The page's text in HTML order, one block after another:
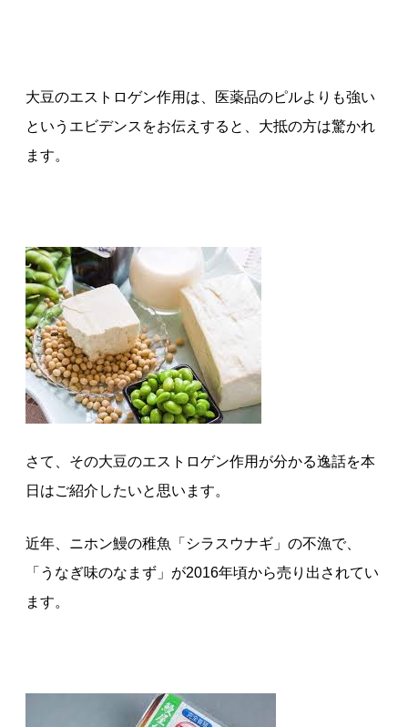
大豆のエストロゲン作用は、医薬品のピルよりも強い
というエビデンスをお伝えすると、大抵の方は驚かれ
ます。
さて、その大豆のエストロゲン作用が分かる逸話を本
日はご紹介したいと思います。
近年、ニホン鰻の稚魚「シラスウナギ」の不漁で、
「うなぎ味のなまず」が2016年頃から売り出されてい
ます。